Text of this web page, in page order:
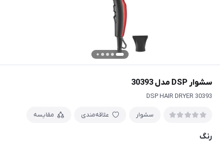
سشوار DSP مدل 30393
DSP HAIR DRYER 30393
سشوار علاقه‌مندی مقایسه
رنگ